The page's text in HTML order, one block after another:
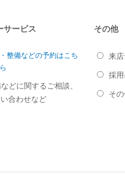
サービス
整備などの予約はこち
どに関するご相談、
合わせなど
その他
来
採
そ